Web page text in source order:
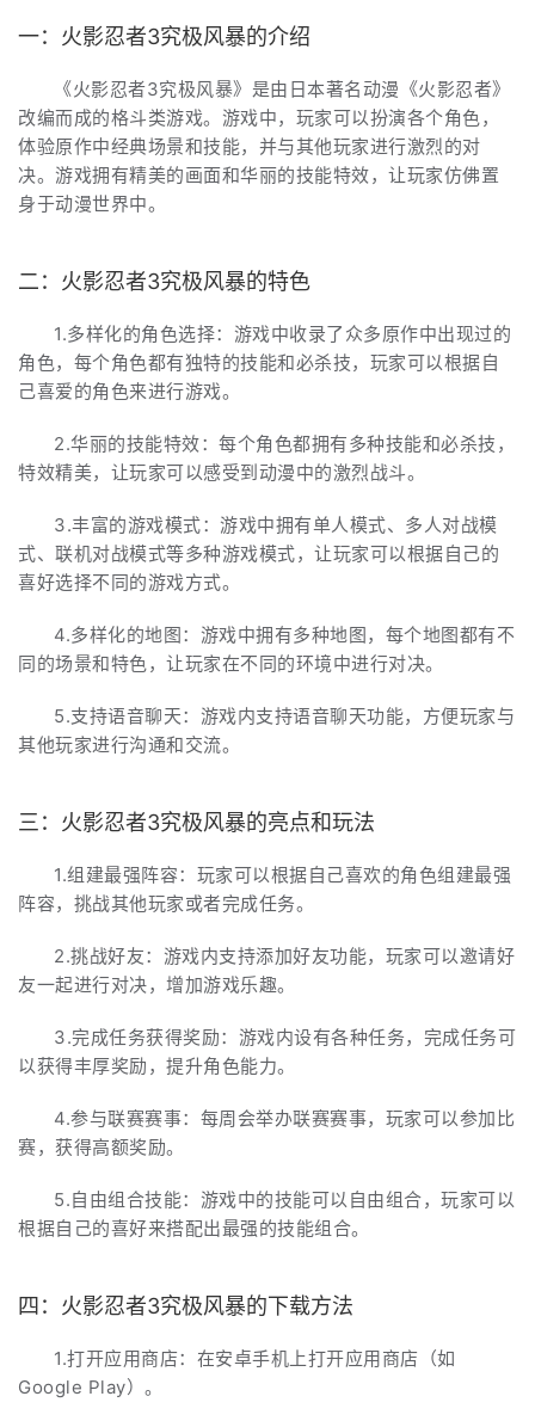
一：火影忍者3究极风暴的介绍
《火影忍者3究极风暴》是由日本著名动漫《火影忍者》
改编而成的格斗类游戏。游戏中，玩家可以扮演各个角色，
体验原作中经典场景和技能，并与其他玩家进行激烈的对
决。游戏拥有精美的画面和华丽的技能特效，让玩家仿佛置
身于动漫世界中。
二：火影忍者3究极风暴的特色
1.多样化的角色选择：游戏中收录了众多原作中出现过的
角色，每个角色都有独特的技能和必杀技，玩家可以根据自
己喜爱的角色来进行游戏。
2.华丽的技能特效：每个角色都拥有多种技能和必杀技，
特效精美，让玩家可以感受到动漫中的激烈战斗。
3.丰富的游戏模式：游戏中拥有单人模式、多人对战模
式、联机对战模式等多种游戏模式，让玩家可以根据自己的
喜好选择不同的游戏方式。
4.多样化的地图：游戏中拥有多种地图，每个地图都有不
同的场景和特色，让玩家在不同的环境中进行对决。
5.支持语音聊天：游戏内支持语音聊天功能，方便玩家与
其他玩家进行沟通和交流。
三：火影忍者3究极风暴的亮点和玩法
1.组建最强阵容：玩家可以根据自己喜欢的角色组建最强
阵容，挑战其他玩家或者完成任务。
2.挑战好友：游戏内支持添加好友功能，玩家可以邀请好
友一起进行对决，增加游戏乐趣。
3.完成任务获得奖励：游戏内设有各种任务，完成任务可
以获得丰厚奖励，提升角色能力。
4.参与联赛赛事：每周会举办联赛赛事，玩家可以参加比
赛，获得高额奖励。
5.自由组合技能：游戏中的技能可以自由组合，玩家可以
根据自己的喜好来搭配出最强的技能组合。
四：火影忍者3究极风暴的下载方法
1.打开应用商店：在安卓手机上打开应用商店（如
Google Play）。